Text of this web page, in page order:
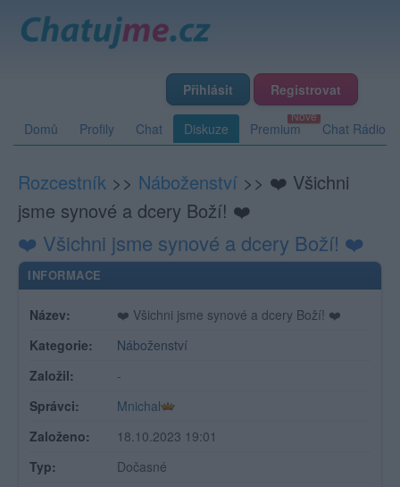
Přihlásit Registrovat
Domů Profily Chat Diskuze Premium Chat Rádio
Rozcestník >> Náboženství >> ❤️ Všichni
jsme synové a dcery Boží! ❤️
❤️ Všichni jsme synové a dcery Boží! ❤️
INFORMACE
Název:
❤️ Všichni jsme synové a dcery Boží! ❤️
Kategorie:
Náboženství
Založil:
-
Správci:
Mnichal
Založeno:
18.10.2023 19:01
Typ:
Dočasné